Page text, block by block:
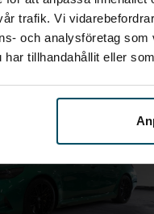
trafik. Vi
och analysföretag
har tillhandahållit eller